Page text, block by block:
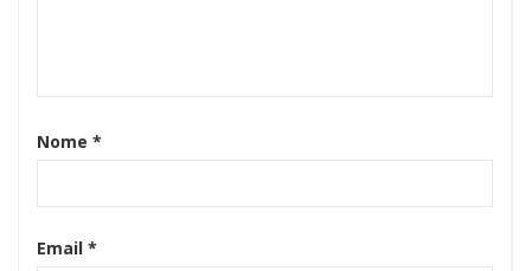
Nome *
Email *